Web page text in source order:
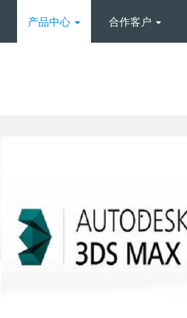
产品中心 合作客户